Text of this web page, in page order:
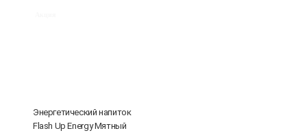
Энергетический напиток
Flash Up Energy Мятный